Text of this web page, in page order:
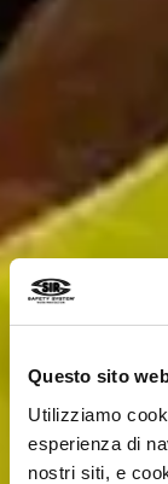
Questo sito
Utilizziamo
esperienza di
nostri siti, e